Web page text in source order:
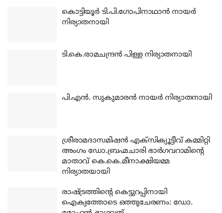
കൊട്ടിയൂര്‍ ടി.പി.ഗോപിനാഥാന്‍ നായര്‍
നിര്യാതനായി
ടി.കെ.രാമചന്ദ്രന്‍ പിള്ള നിര്യാതനായി
പി.എന്‍. സുകുമാരന്‍ നായര്‍ നിര്യാതനായി
ശ്രീരാമദാസമിഷന്‍ എക്‌സിക്യൂട്ടീവ് കമ്മിറ്റി
അംഗം ഡോ.ബ്രഹ്മചാരി ഭാര്‍ഗവറാമിന്റെ
മാതാവ് കെ.കെ.മീനാക്ഷിയമ്മ
നിര്യാതയായി
രാഷ്ട്രത്തിന്റെ കെട്ടുറപ്പിനായി
ഐക്യത്തോടെ ഒത്തുചേരണം: ഡോ.